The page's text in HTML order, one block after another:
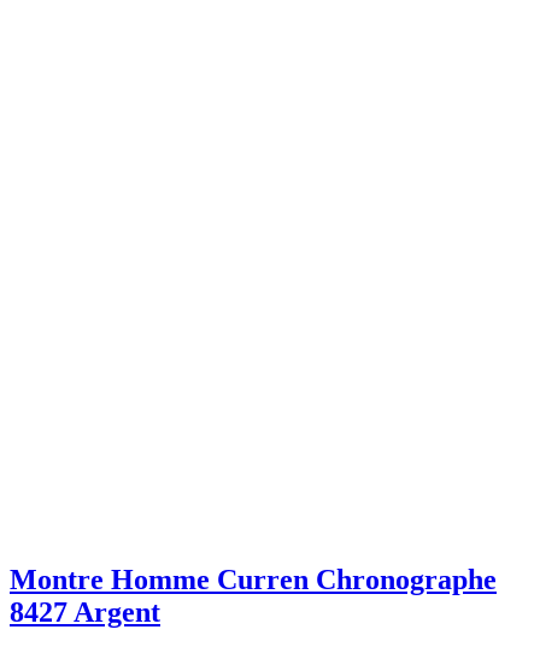
Montre Homme Curren Chronographe
8427 Argent